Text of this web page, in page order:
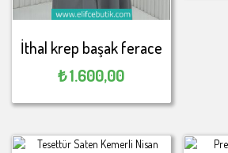
İthal krep başak ferace
₺1.600,00